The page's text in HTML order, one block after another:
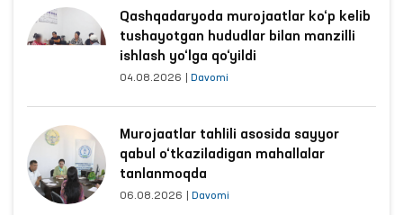
Qashqadaryoda murojaatlar ko‘p kelib
tushayotgan hududlar bilan manzilli
ishlash yo‘lga qo‘yildi
04.08.2026 Davomi
Murojaatlar tahlili asosida sayyor
qabul o‘tkaziladigan mahallalar
tanlanmoqda
06.08.2026 Davomi